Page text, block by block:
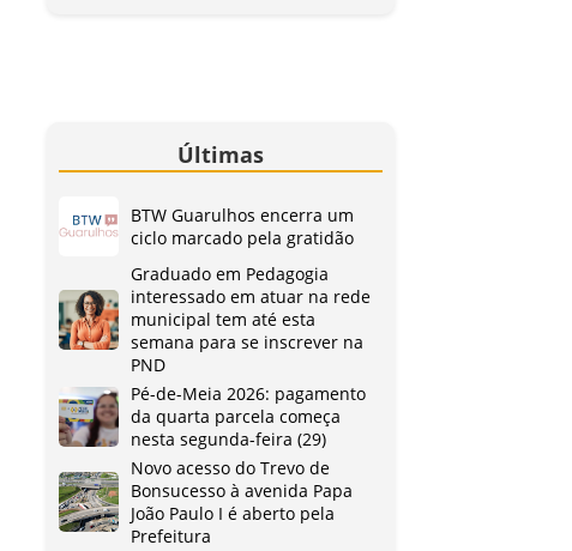
Últimas
BTW Guarulhos encerra um
ciclo marcado pela gratidão
Graduado em Pedagogia
interessado em atuar na rede
municipal tem até esta
semana para se inscrever na
PND
Pé-de-Meia 2026: pagamento
da quarta parcela começa
nesta segunda-feira (29)
Novo acesso do Trevo de
Bonsucesso à avenida Papa
João Paulo I é aberto pela
Prefeitura